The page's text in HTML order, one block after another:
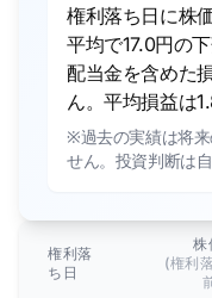
権利落ち日に株
平均で17.0円の
配当金を含めた
ん。平均損益は
※過去の実績は将
せん。投資判断は
権利落
ち日
株
(権利